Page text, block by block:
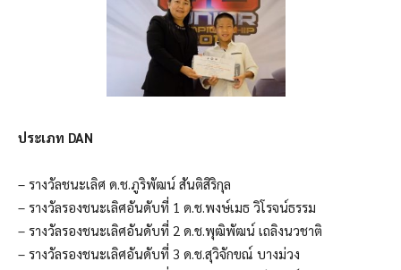
ประเภท DAN
– รางวัลชนะเลิศ ด.ช.ภูริพัฒน์ สันติสิริกุล
– รางวัลรองชนะเลิศอันดับที่ 1 ด.ช.พงษ์เมธ วิโรจน์ธรรม
– รางวัลรองชนะเลิศอันดับที่ 2 ด.ช.พุฒิพัฒน์ เถลิงนวชาติ
– รางวัลรองชนะเลิศอันดับที่ 3 ด.ช.สุวิจักขณ์ บางม่วง